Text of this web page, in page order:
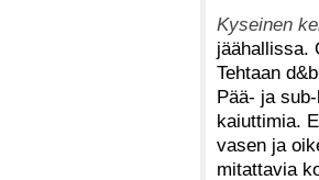
Kyseinen
jäähallissa.
Tehtaan
Pää- ja
kaiuttimia.
vasen ja
mitattavia